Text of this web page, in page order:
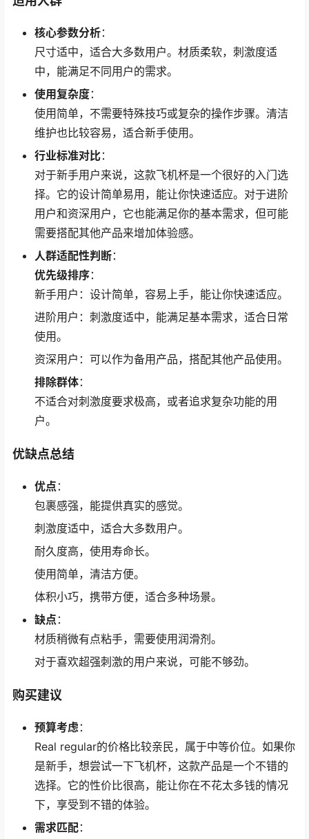
核心参数分析：
尺寸适中，适合大多数用户。材质柔软，刺激度适
中，能满足不同用户的需求。
使用复杂度：
使用简单，不需要特殊技巧或复杂的操作步骤。清洁
维护也比较容易，适合新手使用。
行业标准对比：
对于新手用户来说，这款飞机杯是一个很好的入门选
择。它的设计简单易用，能让你快速适应。对于进阶
用户和资深用户，它也能满足你的基本需求，但可能
需要搭配其他产品来增加体验感。
人群适配性判断：
优先级排序：
新手用户：设计简单，容易上手，能让你快速适应。
进阶用户：刺激度适中，能满足基本需求，适合日常
使用。
资深用户：可以作为备用产品，搭配其他产品使用。
排除群体：
不适合对刺激度要求极高，或者追求复杂功能的用
户。
优缺点总结
优点 ：
包裹感强，能提供真实的感觉。
刺激度适中，适合大多数用户。
耐久度高，使用寿命长。
使用简单，清洁方便。
体积小巧，携带方便，适合多种场景。
缺点 ：
材质稍微有点粘手，需要使用润滑剂。
对于喜欢超强刺激的用户来说，可能不够劲。
购买建议
预算考虑：
Real regular的价格比较亲民，属于中等价位。如果你
是新手，想尝试一下飞机杯，这款产品是一个不错的
选择。它的性价比很高，能让你在不花太多钱的情况
下，享受到不错的体验。
需求匹配：